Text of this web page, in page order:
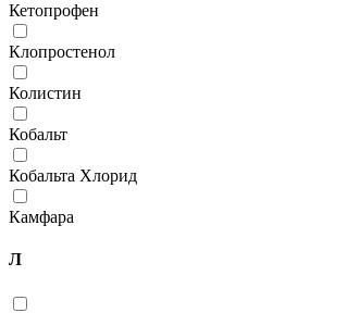
Кетопрофен
Клопростенол
Колистин
Кобальт
Кобальта Хлорид
Камфара
Л